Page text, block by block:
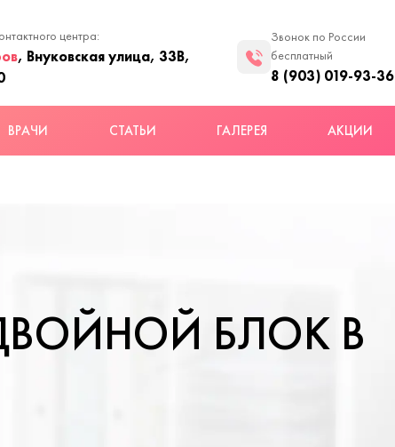
центра:
, Внуковская улица, 33В,
Звонок по России
бесплатный
8 (903) 019-93-36
ВРАЧИ СТАТЬИ ГАЛЕРЕЯ АКЦИИ
БЛОК В